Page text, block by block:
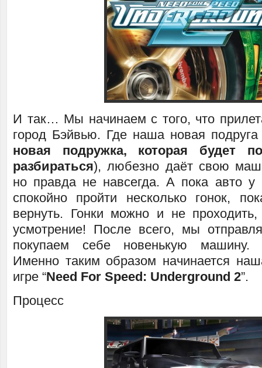
И так… Мы начинаем с того, что
город Бэйвью. Где наша новая
новая подружка, которая будет
разбираться), любезно даёт свою
но правда не навсегда. А пока авто
спокойно пройти несколько гонок,
вернуть. Гонки можно и не
усмотрение! После всего, мы
покупаем себе новенькую машину.
Именно таким образом начинается
игре “Need For Speed: Underground 2”.
Процесс